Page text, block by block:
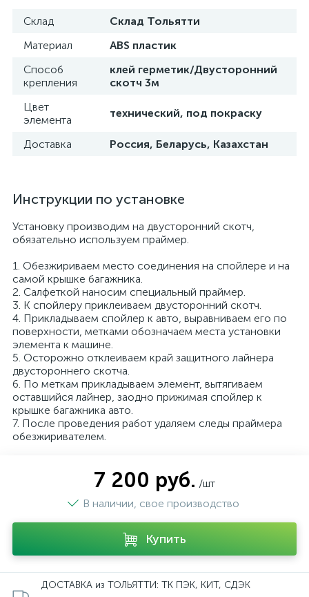
Склад
Склад Тольятти
Материал
ABS пластик
Способ
крепления
клей герметик/Двусторонний
скотч 3м
Цвет
элемента
технический, под покраску
Доставка Россия, Беларусь, Казахстан
Инструкции по установке
Установку производим на двусторонний скотч,
обязательно используем праймер.
1. Обезжириваем место соединения на спойлере и на
самой крышке багажника.
2. Салфеткой наносим специальный праймер.
3. К спойлеру приклеиваем двусторонний скотч.
4. Прикладываем спойлер к авто, выравниваем его по
поверхности, метками обозначаем места установки
элемента к машине.
5. Осторожно отклеиваем край защитного лайнера
двустороннего скотча.
6. По меткам прикладываем элемент, вытягиваем
оставшийся лайнер, заодно прижимая спойлер к
крышке багажника авто.
7. После проведения работ удаляем следы праймера
обезжиривателем.
7 200 руб. /шт
В наличии, свое производство
Купить
ДОСТАВКА из ТОЛЬЯТТИ: ТК ПЭК, КИТ, СДЭК